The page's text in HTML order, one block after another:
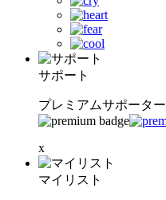
サポート
プレミアムサポーター
x
マイリスト